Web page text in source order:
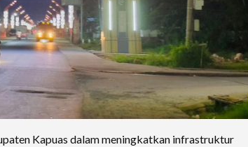
Kapuas dalam meningkatkan infrastruktur